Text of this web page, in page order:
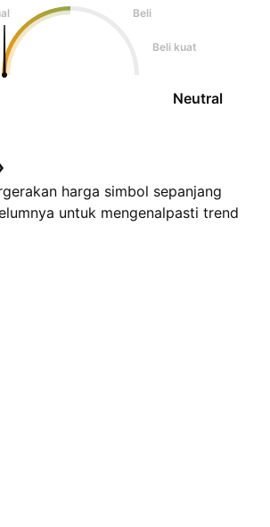
Beli
Beli kuat
Neutral
harga simbol sepanjang
untuk mengenalpasti trend